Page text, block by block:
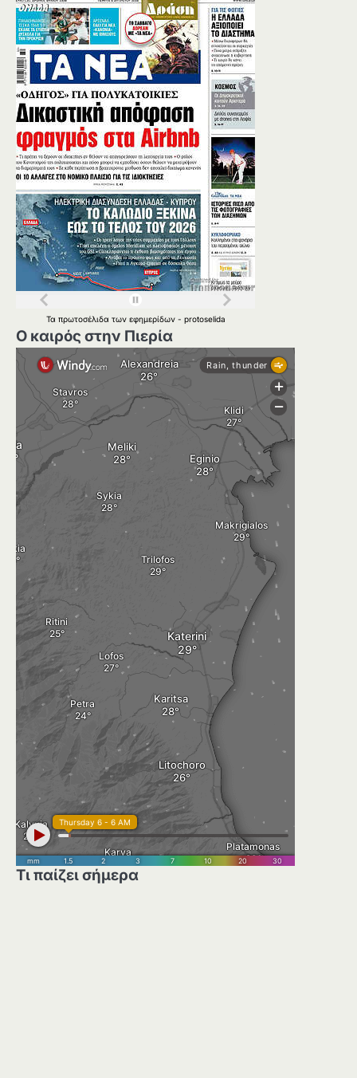
Τα πρωτοσέλιδα των εφημερίδων - protoselida
Ο καιρός στην Πιερία
Τι παίζει σήμερα